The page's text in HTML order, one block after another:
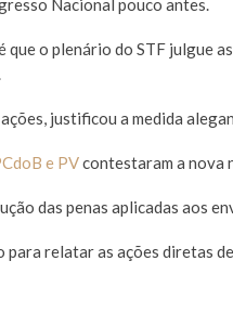
Nacional pouco antes.
que o plenário do STF julgue
justificou a medida
e PVcontestaram a nova
das penas aplicadas aos
relatar as ações diretas